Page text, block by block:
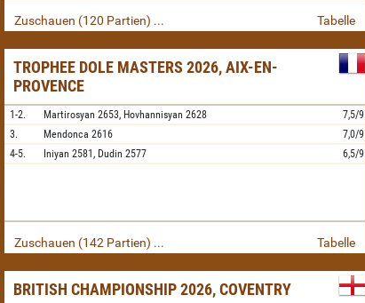
Zuschauen (120 Partien) ... Tabelle
TROPHEE DOLE MASTERS 2026, AIX-EN-
PROVENCE
1-2. Martirosyan 2653, Hovhannisyan 2628
7,5/9
3.
Mendonca 2616
7,0/9
4-5.
Iniyan 2581, Dudin 2577 6,5/9
Zuschauen (142 Partien) ... Tabelle
BRITISH CHAMPIONSHIP 2026, COVENTRY